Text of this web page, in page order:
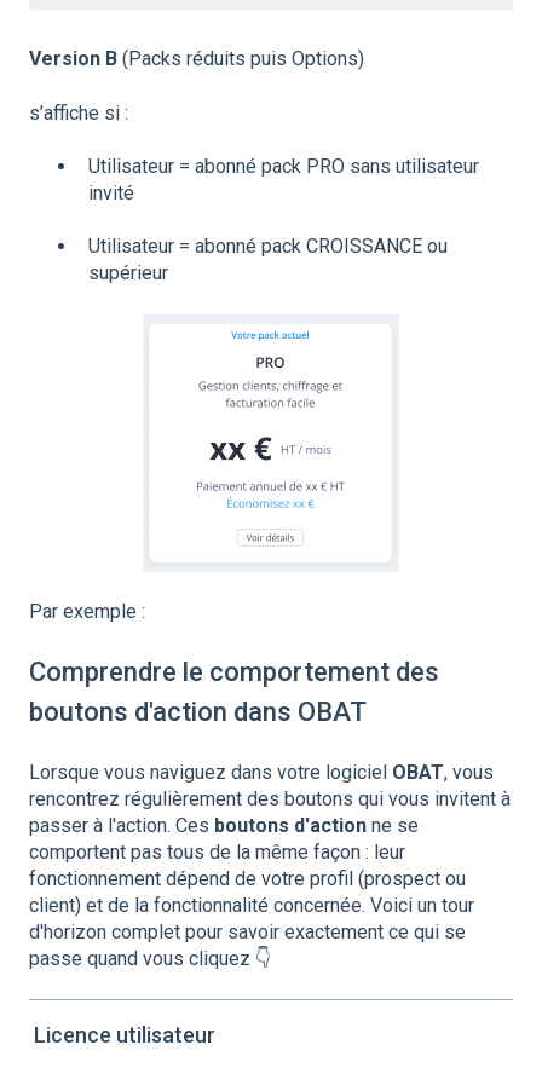
Version B (Packs réduits puis Options)
s’affiche si :
Utilisateur = abonné pack PRO sans utilisateur
invité
Utilisateur = abonné pack CROISSANCE ou
supérieur
Par exemple :
Comprendre le comportement des
boutons d'action dans OBAT
Lorsque vous naviguez dans votre logiciel OBAT, vous
rencontrez régulièrement des boutons qui vous invitent à
passer à l'action. Ces boutons d'action ne se
comportent pas tous de la même façon : leur
fonctionnement dépend de votre profil (prospect ou
client) et de la fonctionnalité concernée. Voici un tour
d'horizon complet pour savoir exactement ce qui se
passe quand vous cliquez 👇
Licence utilisateur